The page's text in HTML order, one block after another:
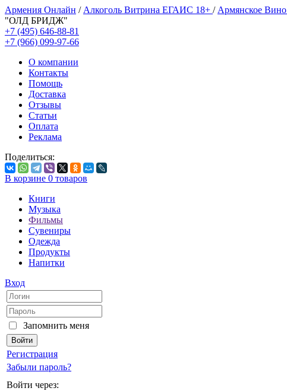
Армения Онлайн / Алкоголь Витрина ЕГАИС 18+ / Армянское Вино
"ОЛД БРИДЖ"
+7 (495) 646-88-81
+7 (966) 099-97-66
О компании
Контакты
Помощь
Доставка
Отзывы
Статьи
Оплата
Реклама
Поделиться:
В корзине 0 товаров
Книги
Музыка
Фильмы
Сувениры
Одежда
Продукты
Напитки
Вход
Запомнить меня
Регистрация
Забыли пароль?
Войти через: